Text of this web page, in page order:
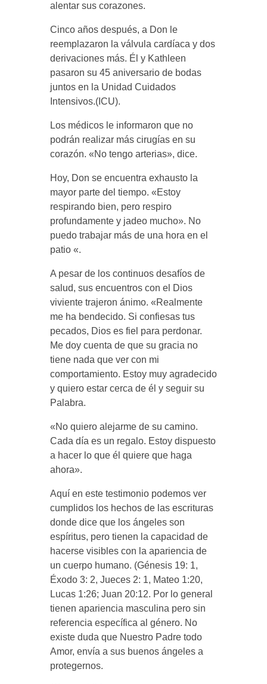
alentar sus corazones.
Cinco años después, a Don le
reemplazaron la válvula cardíaca y dos
derivaciones más. Él y Kathleen
pasaron su 45 aniversario de bodas
juntos en la Unidad Cuidados
Intensivos.(ICU).
Los médicos le informaron que no
podrán realizar más cirugías en su
corazón. «No tengo arterias», dice.
Hoy, Don se encuentra exhausto la
mayor parte del tiempo. «Estoy
respirando bien, pero respiro
profundamente y jadeo mucho». No
puedo trabajar más de una hora en el
patio «.
A pesar de los continuos desafíos de
salud, sus encuentros con el Dios
viviente trajeron ánimo. «Realmente
me ha bendecido. Si confiesas tus
pecados, Dios es fiel para perdonar.
Me doy cuenta de que su gracia no
tiene nada que ver con mi
comportamiento. Estoy muy agradecido
y quiero estar cerca de él y seguir su
Palabra.
«No quiero alejarme de su camino.
Cada día es un regalo. Estoy dispuesto
a hacer lo que él quiere que haga
ahora».
Aquí en este testimonio podemos ver
cumplidos los hechos de las escrituras
donde dice que los ángeles son
espíritus, pero tienen la capacidad de
hacerse visibles con la apariencia de
un cuerpo humano. (Génesis 19: 1,
Éxodo 3: 2, Jueces 2: 1, Mateo 1:20,
Lucas 1:26; Juan 20:12. Por lo general
tienen apariencia masculina pero sin
referencia específica al género. No
existe duda que Nuestro Padre todo
Amor, envía a sus buenos ángeles a
protegernos.